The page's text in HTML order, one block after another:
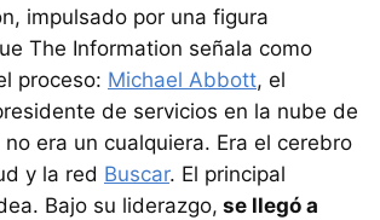
impulsado por una figura
The Information señala como
proceso: Michael Abbott, el
de servicios en la nube de
era un cualquiera. Era el cerebro
y la red Buscar. El principal
Bajo su liderazgo, se llegó a